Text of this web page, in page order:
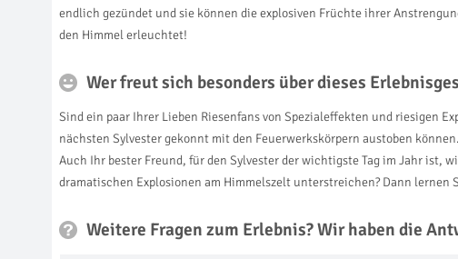
endlich gezündet und sie können die explosiven Früchte ihrer
den Himmel erleuchtet!
Wer freut sich besonders über dieses
Sind ein paar Ihrer Lieben Riesenfans von Spezialeffekten und riesigen
nächsten Sylvester gekonnt mit den Feuerwerkskörpern austoben
Auch Ihr bester Freund, für den Sylvester der wichtigste Tag im Jahr ist,
dramatischen Explosionen am Himmelszelt unterstreichen? Dann lernen
Weitere Fragen zum Erlebnis? Wir haben die